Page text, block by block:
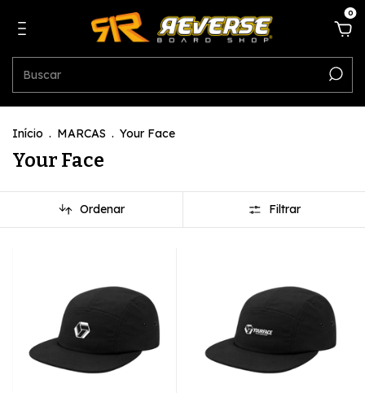
0
Início . MARCAS . Your Face
Your Face
Ordenar Filtrar